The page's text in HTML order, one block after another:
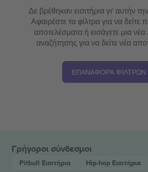
Δε βρέθηκαν εισιτήρια γι' αυτήν
Αφαιρέστε τα φίλτρα για να δείτε
αποτελέσματα ή εισάγετε μια νέα
αναζήτησης για να δείτε νέα
ΕΠΑΝΑΦΟΡΆ ΦΊΛΤΡΩΝ
Γρήγοροι σύνδεσμοι
Pitbull Εισιτήρια Hip-hop Εισιτήρια